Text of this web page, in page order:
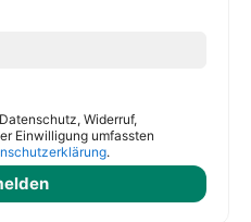
Widerruf,
Einwilligung umfassten
.